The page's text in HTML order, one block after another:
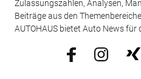
Zulassungszahlen, Analysen,
Beiträge aus den
AUTOHAUS bietet Auto News für